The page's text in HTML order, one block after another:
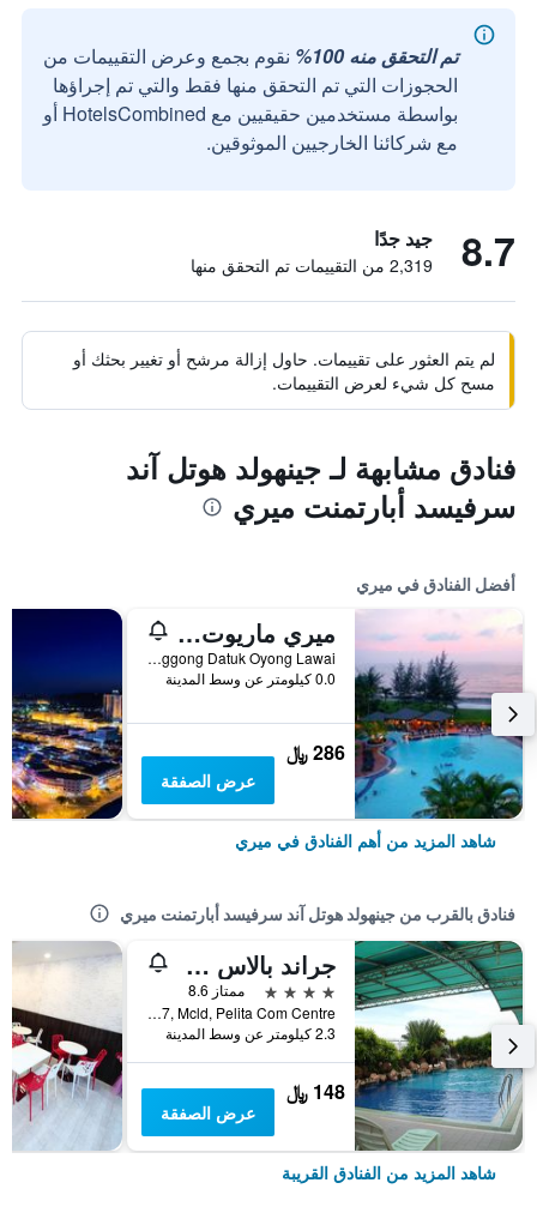
تم التحقق منه 100%
نقوم بجمع وعرض التقييمات من
الحجوزات التي تم التحقق منها فقط والتي تم إجراؤها
بواسطة مستخدمين حقيقيين مع HotelsCombined أو
مع شركائنا الخارجيين الموثوقين.
8.7 جيد جدًا
2,319 من التقييمات تم التحقق منها
لم يتم العثور على تقييمات. حاول إزالة مرشح أو تغيير بحثك أو
مسح كل شيء لعرض التقييمات.
فنادق مشابهة لـ جينهولد هوتل آند
سرفيسد أبارتمنت ميري
أفضل الفنادق في ميري
ميري ماريوت ريزورت آند سبا
Lot 779, Jalan Temenggong Datuk Oyong Lawai, ميري, ماليزيا
0.0 كيلومتر عن وسط المدينة
286 ﷼
عرض الصفقة
شاهد المزيد من أهم الفنادق في ميري
فنادق بالقرب من جينهولد هوتل آند سرفيسد أبارتمنت ميري
جراند بالاس هوتل
4 نجوم
ممتاز 8.6
Lot 638, Blk 7, Mcld, Pelita Com Centre, ميري, ماليزيا
2.3 كيلومتر عن وسط المدينة
148 ﷼
عرض الصفقة
شاهد المزيد من الفنادق القريبة